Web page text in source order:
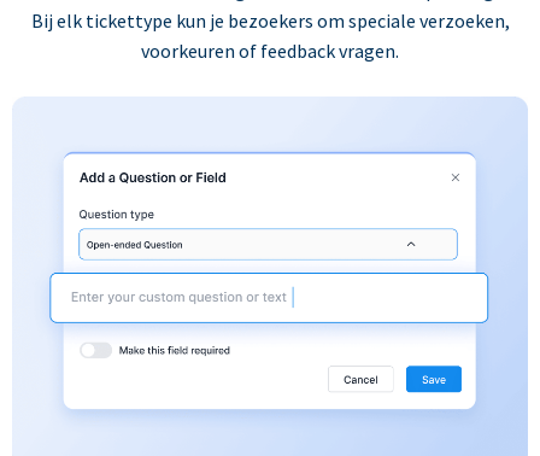
Bij elk tickettype kun je bezoekers om speciale verzoeken,
voorkeuren of feedback vragen.